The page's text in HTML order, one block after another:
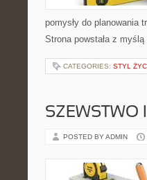
pomysły do planowania
Strona powstała z
CATEGORIES: STYL
SZEWSTWO
POSTED BY ADMIN